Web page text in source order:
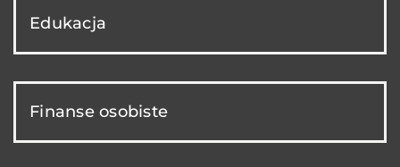
Edukacja
Finanse osobiste